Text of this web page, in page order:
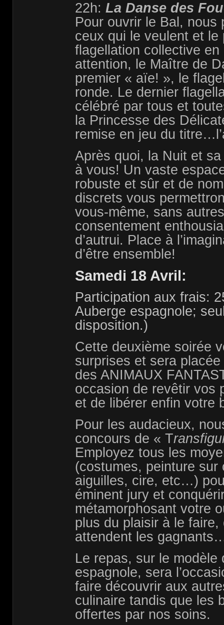
22h: La Danse des
Pour ouvrir le Bal, nous
ceux qui le veulent et le
flagellation collective en
attention, le Maître de
premier « aïe! », le
ronde. Le dernier
célébré par tous et
la Princesse des
remise en jeu du
Après quoi, la Nuit et
à vous! Un vaste
robuste et sûr et de
discrets vous
vous-même, sans
consentement
d’autrui. Place à
d’être ensemble!
Samedi 18 Avril:
Participation aux frais:
Auberge espagnole;
disposition.)
Cette deuxième soirée
surprises et sera
des ANIMAUX
occasion de revêtir vos
et de libérer enfin votre
Pour les audacieux,
concours de « T
Employez tous les
(costumes, peinture
aiguilles, cire, etc…)
éminent jury et
métamorphosant votre
plus du plaisir à le
attendent les
Le repas, sur le modèle
espagnole, sera
faire découvrir aux
culinaire tandis que les
offertes par nos soins.